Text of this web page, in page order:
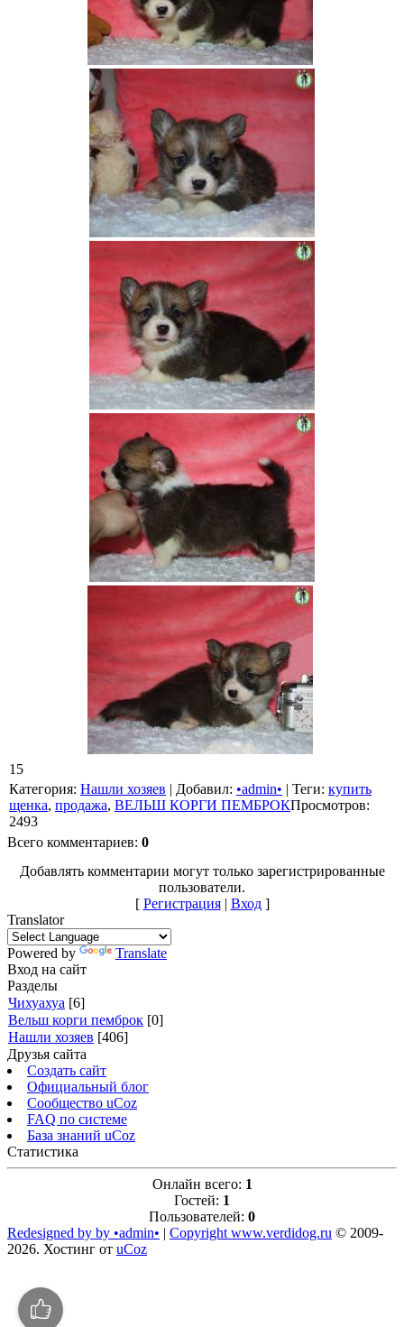
15
Категория: Нашли хозяев | Добавил: •admin• | Теги: купить
щенка, продажа, ВЕЛЬШ КОРГИ ПЕМБРОКПросмотров:
2493
Всего комментариев: 0
Добавлять комментарии могут только зарегистрированные
пользователи.
[ Регистрация| Вход]
Translator
Powered by
Translate
Вход на сайт
Разделы
Чихуахуа [6]
Вельш корги пемброк [0]
Нашли хозяев [406]
Друзья сайта
Создать сайт
Официальный блог
Сообщество uCoz
FAQ по системе
База знаний uCoz
Статистика
Онлайн всего: 1
Гостей: 1
Пользователей: 0
Redesigned by by •admin• | Copyright www.verdidog.ru © 2009-
2026. Хостинг от uCoz